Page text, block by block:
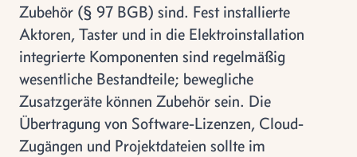
Zubehör (§ 97 BGB) sind. Fest installierte
Aktoren, Taster und in die Elektroinstallation
integrierte Komponenten sind regelmäßig
wesentliche Bestandteile; bewegliche
Zusatzgeräte können Zubehör sein. Die
Übertragung von Software-Lizenzen, Cloud-
Zugängen und Projektdateien sollte im